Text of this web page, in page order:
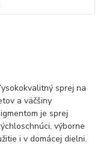
sprej na
a väčšiny
je sprej
výborne
i v domácej dielni.